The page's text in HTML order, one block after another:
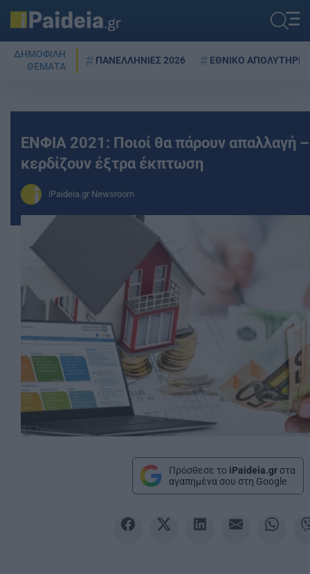
ΔΗΜΟΦΙΛΗ
ΘΕΜΑΤΑ
ΠΑΝΕΛΛΗΝΙΕΣ 2026 ΕΘΝΙΚΟ ΑΠΟΛΥΤΗΡΙΟ
ΕΝΦΙΑ 2021: Ποιοί θα πάρουν απαλλαγή –
κερδίζουν έξτρα έκπτωση
iPaideia.gr Newsroom
Πρόσθεσε το iPaideia.gr στα
αγαπημένα σου στη Google